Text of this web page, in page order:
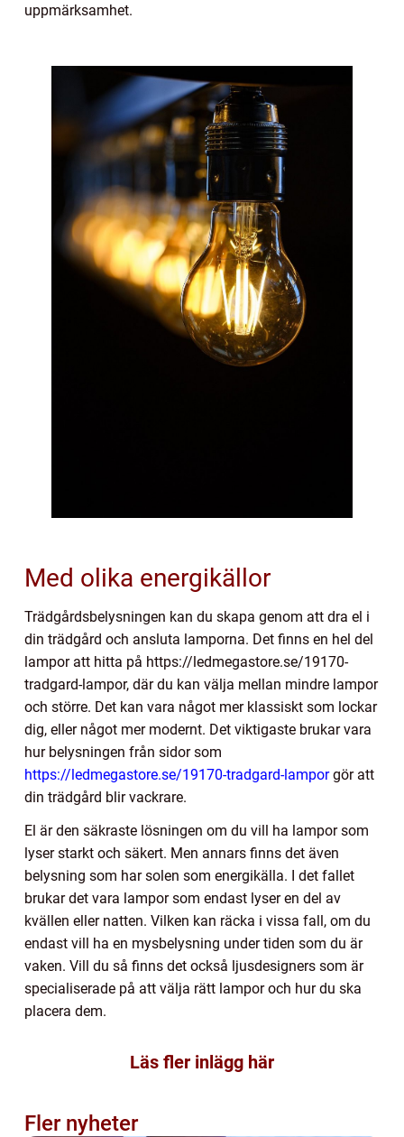
uppmärksamhet.
Med olika energikällor
Trädgårdsbelysningen kan du skapa genom att dra el i
din trädgård och ansluta lamporna. Det finns en hel del
lampor att hitta på https://ledmegastore.se/19170-
tradgard-lampor, där du kan välja mellan mindre lampor
och större. Det kan vara något mer klassiskt som lockar
dig, eller något mer modernt. Det viktigaste brukar vara
hur belysningen från sidor som
https://ledmegastore.se/19170-tradgard-lamporgör att
din trädgård blir vackrare.
El är den säkraste lösningen om du vill ha lampor som
lyser starkt och säkert. Men annars finns det även
belysning som har solen som energikälla. I det fallet
brukar det vara lampor som endast lyser en del av
kvällen eller natten. Vilken kan räcka i vissa fall, om du
endast vill ha en mysbelysning under tiden som du är
vaken. Vill du så finns det också ljusdesigners som är
specialiserade på att välja rätt lampor och hur du ska
placera dem.
Läs fler inlägg här
Fler nyheter